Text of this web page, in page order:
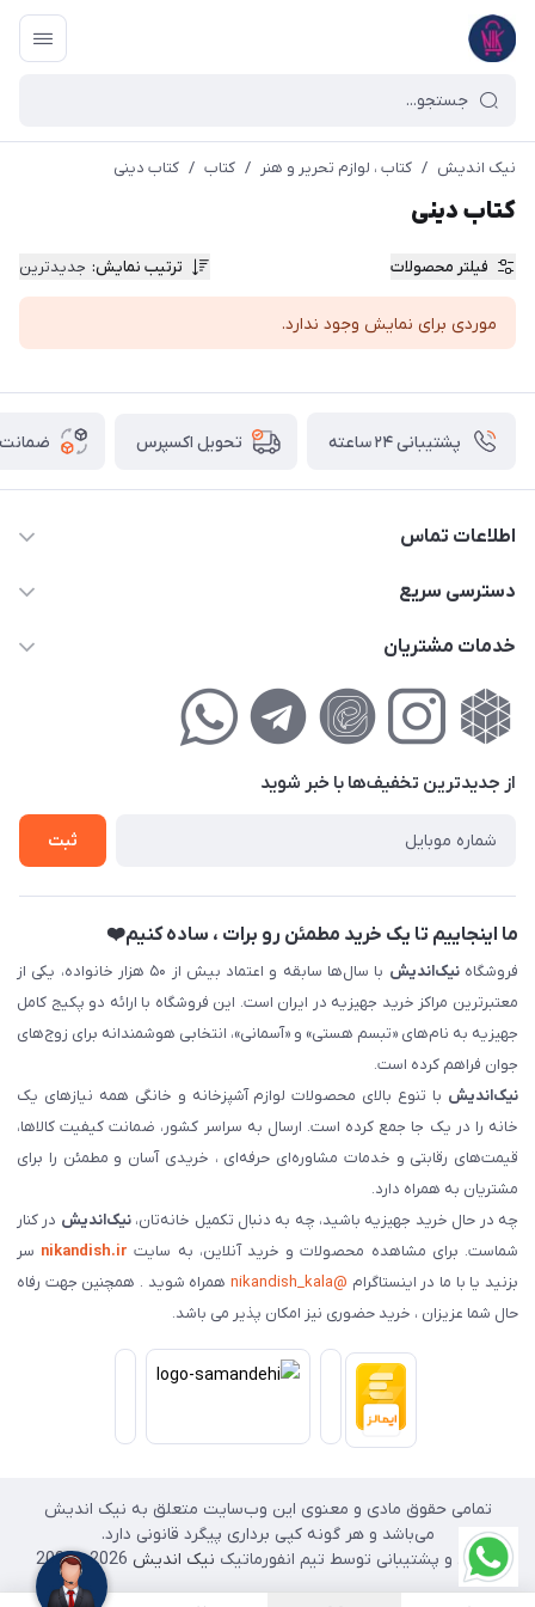
نیک اندیش / کتاب ، لوازم تحریر و هنر / کتاب / کتاب دینی
کتاب دینی
فیلتر محصولات ترتیب نمایش: جدیدترین
موردی برای نمایش وجود ندارد.
پشتیبانی ۲۴ ساعته تحویل اکسپرس ضمانت
اطلاعات تماس
02177111474
کوچه گلریز 4 غربی ، پلاک 13
دسترسی سریع
حساب کاربری
لیست محصولات
خدمات مشتریان
راهنمای‌خرید‌آنلاین
حریم خصوصی
فروش‌اقساطی
از جدید‌ترین تخفیف‌ها با‌ خبر شوید
ثبت
ما اینجاییم تا یک خرید مطمئن رو برات ، ساده کنیم❤️
فروشگاهنیک‌اندیش
با سال‌ها سابقه و اعتماد بیش از ۵۰ هزار خانواده، یکی از
معتبرترین مراکز خرید جهیزیه در ایران است. این فروشگاه با ارائه دو پکیج کامل
جهیزیه به نام‌های «تبسم هستی» و «آسمانی»، انتخابی هوشمندانه برای زوج‌های
جوان فراهم کرده است.
نیک‌اندیش با تنوع بالای محصولات لوازم آشپزخانه و خانگی همه نیازهای یک
خانه را در یک جا جمع کرده است. ارسال به سراسر کشور، ضمانت کیفیت کالاها،
قیمت‌های رقابتی و خدمات مشاوره‌ای حرفه‌ای ، خریدی آسان و مطمئن را برای
مشتریان به همراه دارد.
چه در حال خرید جهیزیه باشید، چه به دنبال تکمیل خانه‌تان،نیک‌اندیش در کنار
شماست. برای مشاهده محصولات و خرید آنلاین، به سایت nikandish.ir سر
بزنید یا با ما در اینستاگرام @nikandish_kala
همراه شوید . همچنین جهت رفاه
حال شما عزیزان ، خرید حضوری نیز امکان پذیر می باشد.
تمامی حقوق مادی و معنوی این وب‌سایت متعلق به نیک اندیش
می‌باشد و هر گونه کپی برداری پیگرد قانونی دارد.
طراحی و پشتیبانی توسط تیم انفورماتیک نیک اندیش 2026 - 2025